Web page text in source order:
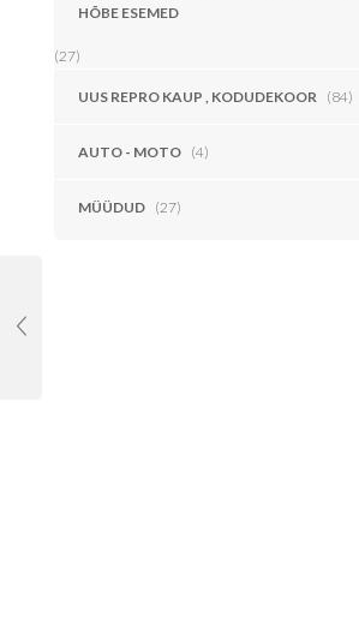
HÕBE ESEMED
(27)
UUS REPRO KAUP , KODUDEKOOR (84)
AUTO - MOTO (4)
MÜÜDUD (27)